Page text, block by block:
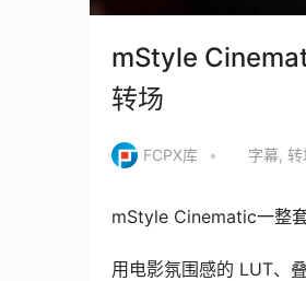
mStyle
转场
FCPX库 • 字幕, 转
mStyle Cinematic一整
用电影氛围感的 LUT、